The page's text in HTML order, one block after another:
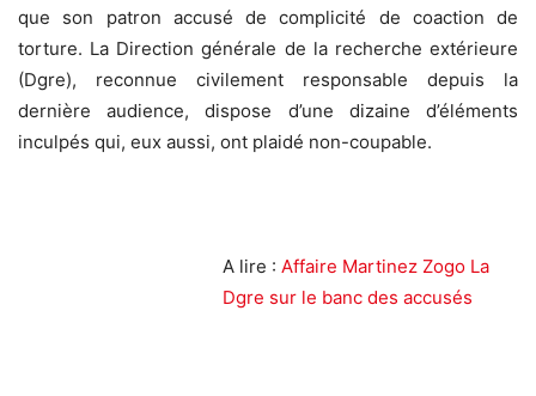
que son patron accusé de complicité de coaction de
torture. La Direction générale de la recherche extérieure
(Dgre), reconnue civilement responsable depuis la
dernière audience, dispose d’une dizaine d’éléments
inculpés qui, eux aussi, ont plaidé non-coupable.
A lire : Affaire Martinez Zogo La
Dgre sur le banc des accusés